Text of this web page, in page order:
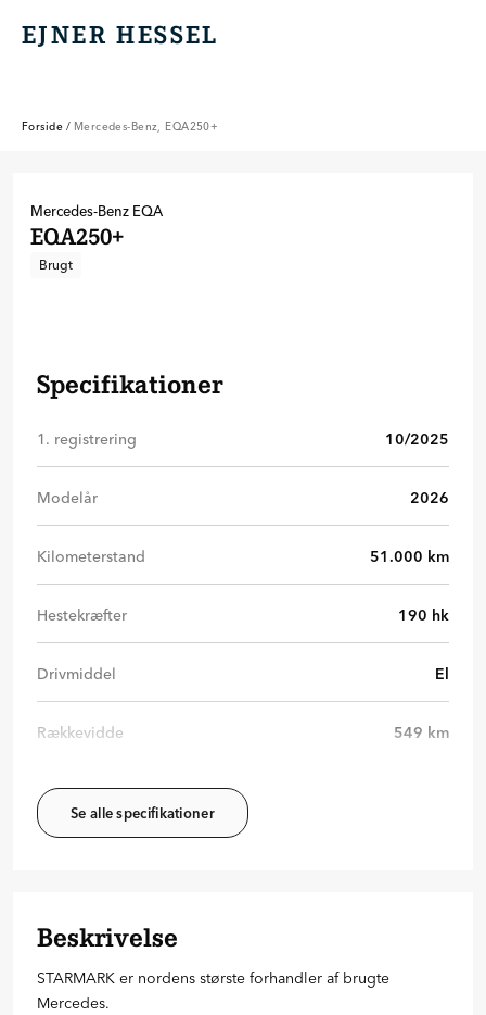
EJNER HESSEL
EJNER HESSEL
Forside / Mercedes-Benz, EQA250+
Mercedes-Benz EQA
EQA250+
Brugt
Specifikationer
1. registrering 10/2025
Modelår 2026
Kilometerstand 51.000 km
Hestekræfter 190 hk
Drivmiddel El
Rækkevidde 549 km
Se alle specifikationer
Beskrivelse
STARMARK er nordens største forhandler af brugte
Mercedes.